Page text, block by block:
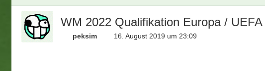
WM 2022 Qualifikation Europa / UEFA
peksim 16. August 2019 um 23:09